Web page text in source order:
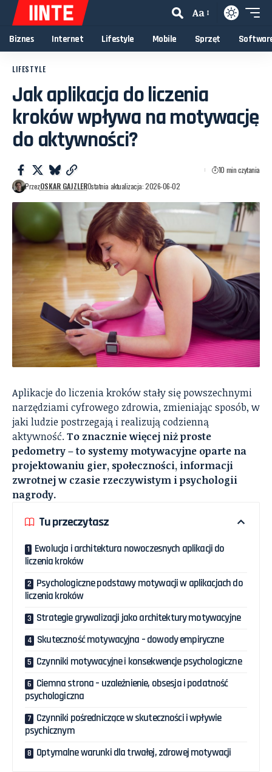
Aa
Biznes Internet Lifestyle Mobile Sprzęt
LIFESTYLE
Jak aplikacja do liczenia
kroków wpływa na motywację
do aktywności?
PrzezOSKAR GAJZLEROstatnia aktualizacja: 2026-06-02
10 min czytania
Aplikacje do liczenia kroków stały się powszechnymi
narzędziami cyfrowego zdrowia, zmieniając sposób, w
jaki ludzie postrzegają i realizują codzienną
aktywność.To znacznie więcej niż proste
pedometry – to systemy motywacyjne oparte na
projektowaniu gier, społeczności, informacji
zwrotnej w czasie rzeczywistym i psychologii
nagrody.
Tu przeczytasz
Ewolucja i architektura nowoczesnych aplikacji do
liczenia kroków
Psychologiczne podstawy motywacji w aplikacjach do
liczenia kroków
Strategie grywalizacji jako architektury motywacyjne
Skuteczność motywacyjna – dowody empiryczne
Czynniki motywacyjne i konsekwencje psychologiczne
Ciemna strona – uzależnienie, obsesja i podatność
psychologiczna
Czynniki pośredniczące w skuteczności i wpływie
psychicznym
Optymalne warunki dla trwałej, zdrowej motywacji